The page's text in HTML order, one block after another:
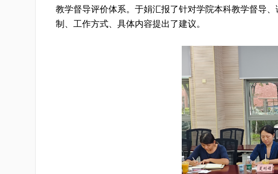
教学督导评价体系。于娟汇报了针对学院本科教学督导
制、工作方式、具体内容提出了建议。